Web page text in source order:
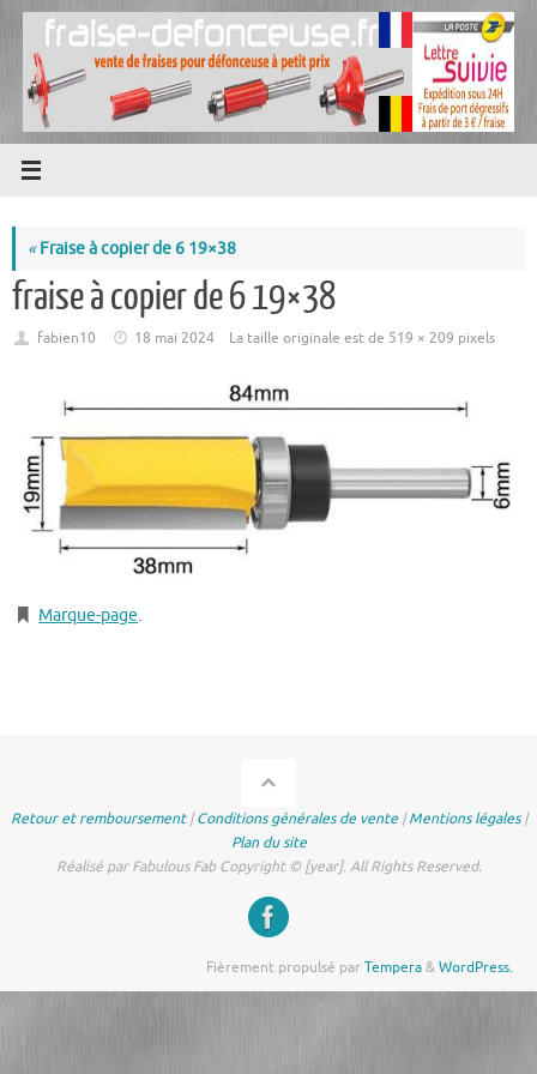
Passer
contenu
«Fraise à copier de 6 19×38
fraise à copier de 6 19×38
fabien10 18 mai 2024 La taille originale est de 519 × 209 pixels
Marque-page.
Retour et remboursement|Conditions générales de vente|Mentions légales|
Plan du site
Réalisé par Fabulous Fab Copyright © [year]. All Rights Reserved.
Fièrement propulsé parTempera&WordPress.